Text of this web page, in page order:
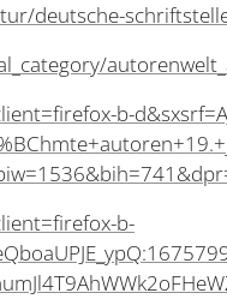
deutsche-
b-
b-